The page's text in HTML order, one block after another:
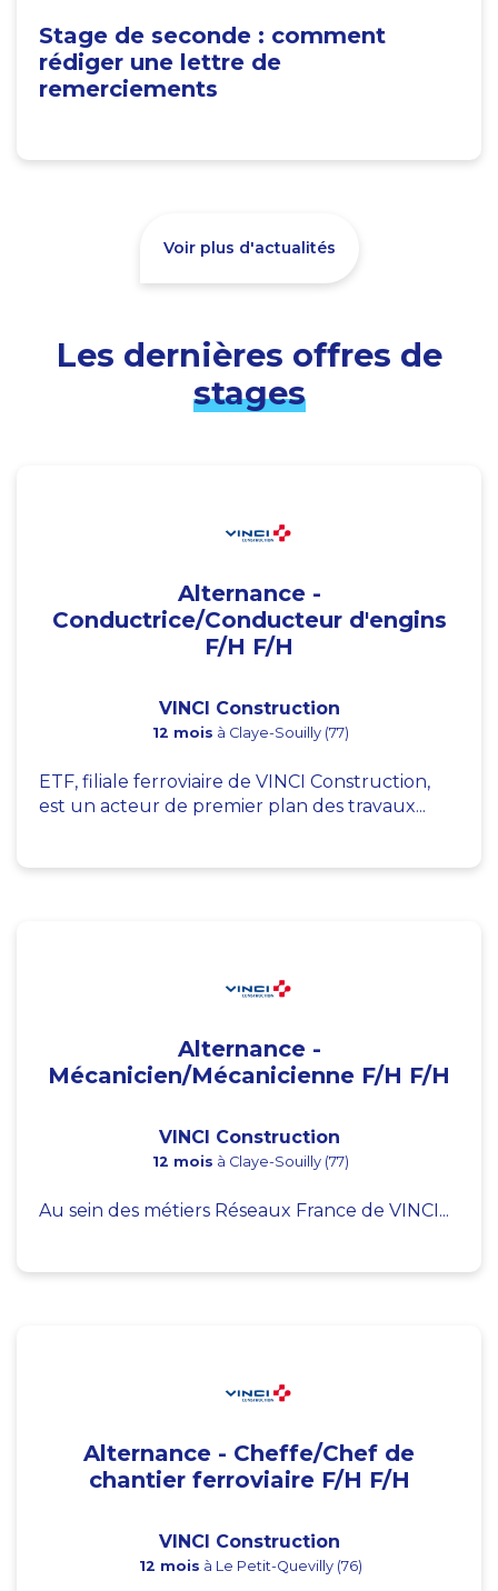
Stage de seconde : comment
rédiger une lettre de
remerciements
Voir plus d'actualités
Les dernières offres de
stages
Alternance -
Conductrice/Conducteur d'engins
F/H F/H
VINCI Construction
12 mois à Claye-Souilly (77)
ETF, filiale ferroviaire de VINCI Construction,
est un acteur de premier plan des travaux...
Alternance -
Mécanicien/Mécanicienne F/H F/H
VINCI Construction
12 mois à Claye-Souilly (77)
Au sein des métiers Réseaux France de VINCI...
Alternance - Cheffe/Chef de
chantier ferroviaire F/H F/H
VINCI Construction
12 mois à Le Petit-Quevilly (76)